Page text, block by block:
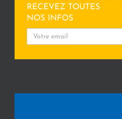
RECEVEZ TOUTES
NOS INFOS